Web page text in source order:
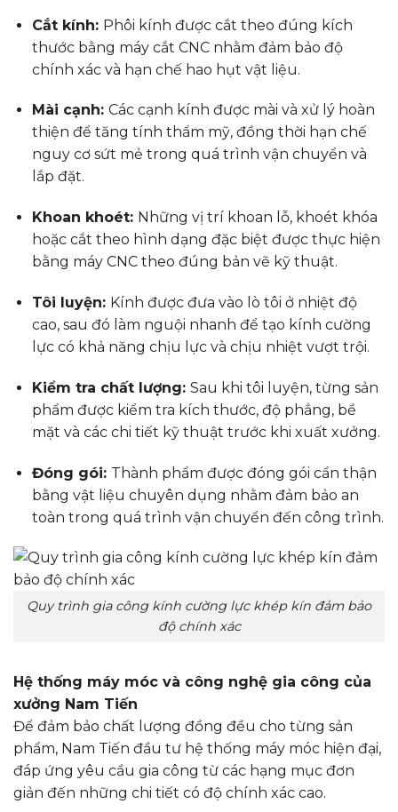
Cắt kính: Phôi kính được cắt theo đúng kích
thước bằng máy cắt CNC nhằm đảm bảo độ
chính xác và hạn chế hao hụt vật liệu.
Mài cạnh: Các cạnh kính được mài và xử lý hoàn
thiện để tăng tính thẩm mỹ, đồng thời hạn chế
nguy cơ sứt mẻ trong quá trình vận chuyển và
lắp đặt.
Khoan khoét: Những vị trí khoan lỗ, khoét khóa
hoặc cắt theo hình dạng đặc biệt được thực hiện
bằng máy CNC theo đúng bản vẽ kỹ thuật.
Tôi luyện: Kính được đưa vào lò tôi ở nhiệt độ
cao, sau đó làm nguội nhanh để tạo kính cường
lực có khả năng chịu lực và chịu nhiệt vượt trội.
Kiểm tra chất lượng: Sau khi tôi luyện, từng sản
phẩm được kiểm tra kích thước, độ phẳng, bề
mặt và các chi tiết kỹ thuật trước khi xuất xưởng.
Đóng gói: Thành phẩm được đóng gói cẩn thận
bằng vật liệu chuyên dụng nhằm đảm bảo an
toàn trong quá trình vận chuyển đến công trình.
Quy trình gia công kính cường lực khép kín đảm bảo
độ chính xác
Hệ thống máy móc và công nghệ gia công của
xưởng Nam Tiến
Để đảm bảo chất lượng đồng đều cho từng sản
phẩm, Nam Tiến đầu tư hệ thống máy móc hiện đại,
đáp ứng yêu cầu gia công từ các hạng mục đơn
giản đến những chi tiết có độ chính xác cao.